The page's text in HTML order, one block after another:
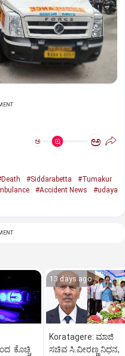
ಅ ಅ
#Siddarabetta
#Tumakur
#Accident News
#udaya
ಕೊಚ್ಚಿ
13 days ago
Koratagere: ಮಾಜಿ
ಸಚಿವ ಸಿ.ವೀರಣ್ಣ ನಿಧನ,